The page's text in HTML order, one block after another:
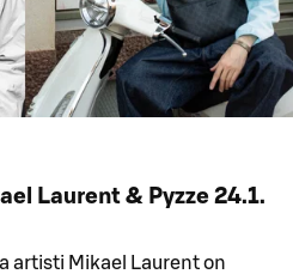
Laurent & Pyzze 24.1.
artisti Mikael Laurent on